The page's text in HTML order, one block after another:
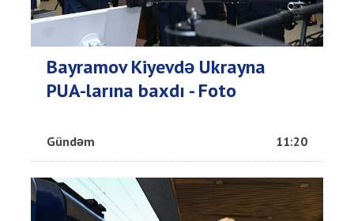
Bayramov Kiyevdə Ukrayna
PUA-larına baxdı - Foto
Gündəm 11:20